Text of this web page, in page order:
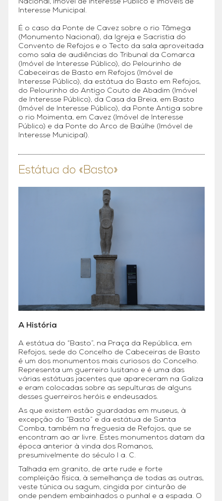
Nacional, Imóvel de Interesse Público e Imóveis de
Interesse Municipal.
É o caso da Ponte de Cavez sobre o rio Tâmega
(Monumento Nacional), da Igreja e Sacristia do
Convento de Refojos e o Tecto da sala aproveitada
como sala de audiências do Tribunal da Comarca
(Imóvel de Interesse Público), do Pelourinho de
Cabeceiras de Basto em Refojos (Imóvel de
Interesse Público), da estátua do Basto em Refojos,
do Pelourinho do Antigo Couto de Abadim (Imóvel
de Interesse Público), da Casa da Breia, em Basto
(Imóvel de Interesse Público), da Ponte Antiga sobre
o rio Moimenta, em Cavez (Imóvel de Interesse
Público) e da Ponte do Arco de Baúlhe (Imóvel de
Interesse Municipal).
Estátua do «Basto»
A História
A estátua do “Basto”, na Praça da República, em
Refojos, sede do Concelho de Cabeceiras de Basto
é um dos monumentos mais curiosos do Concelho.
Representa um guerreiro lusitano e é uma das
várias estátuas jacentes que apareceram na Galiza
e eram colocadas sobre as sepulturas de alguns
desses guerreiros heróis e endeusados.
As que existem estão guardadas em museus, à
excepção do “Basto” e da estátua de Santa
Comba, também na freguesia de Refojos, que se
encontram ao ar livre. Estes monumentos datam da
época anterior à vinda dos Romanos,
presumivelmente do século I a. C.
Talhada em granito, de arte rude e forte
compleição física, à semelhança de todas as outras,
veste túnica ou sagum, cingida por cinturão de
onde pendem embainhados o punhal e a espada. O